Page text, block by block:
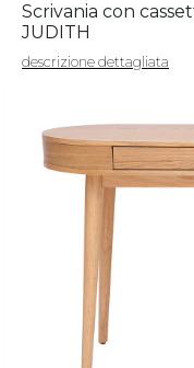
Scrivania con
JUDITH
descrizione dettagliata